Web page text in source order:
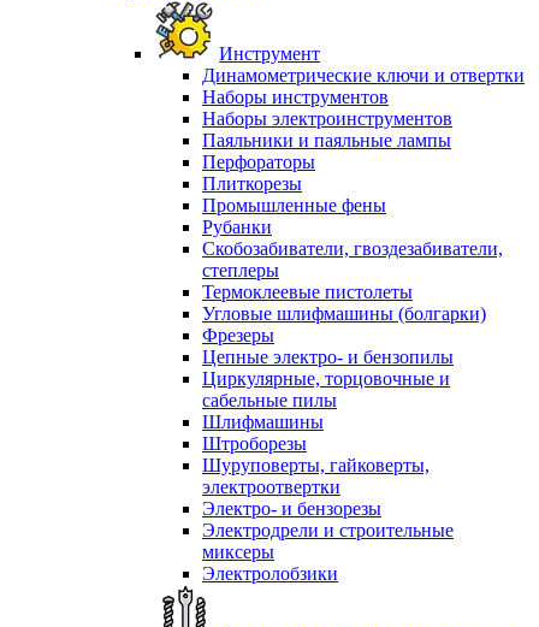
Инструмент
Динамометрические ключи и отвертки
Наборы инструментов
Наборы электроинструментов
Паяльники и паяльные лампы
Перфораторы
Плиткорезы
Промышленные фены
Рубанки
Скобозабиватели, гвоздезабиватели,
степлеры
Термоклеевые пистолеты
Угловые шлифмашины (болгарки)
Фрезеры
Цепные электро- и бензопилы
Циркулярные, торцовочные и
сабельные пилы
Шлифмашины
Штроборезы
Шуруповерты, гайковерты,
электроотвертки
Электро- и бензорезы
Электродрели и строительные
миксеры
Электролобзики